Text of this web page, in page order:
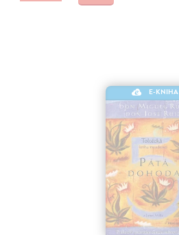
E-KNIHA